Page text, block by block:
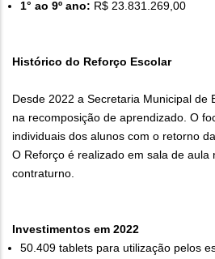
1° ao 9º ano: R$ 23.831.269,00
Histórico do Reforço Escolar
Desde 2022 a Secretaria Municipal de
na recomposição de aprendizado. O
individuais dos alunos com o retorno
O Reforço é realizado em sala de aula
contraturno.
Investimentos em 2022
50.409 tablets para utilização pelos